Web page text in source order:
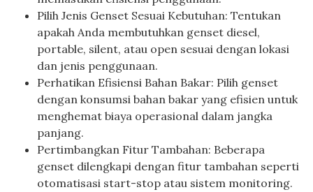
Pilih Jenis Genset Sesuai Kebutuhan: Tentukan
apakah Anda membutuhkan genset diesel,
portable, silent, atau open sesuai dengan lokasi
dan jenis penggunaan.
Perhatikan Efisiensi Bahan Bakar: Pilih genset
dengan konsumsi bahan bakar yang efisien untuk
menghemat biaya operasional dalam jangka
panjang.
Pertimbangkan Fitur Tambahan: Beberapa
genset dilengkapi dengan fitur tambahan seperti
otomatisasi start-stop atau sistem monitoring.